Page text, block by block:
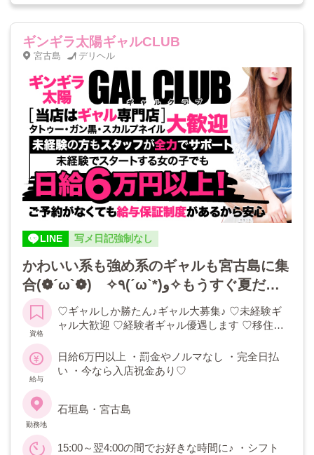
ギンギラ太陽ギャルCLUB
宮古島 デリヘル
LINE 写メ日記強制なし
かわいい系も強め系のギャルも宮古島に集
合(❁´ω`❁) ✧٩(ˊωˋ*)و✧もうすぐ夏だし
とりあえず宮古島に移住しちゃおう♡未経
験でも日給→【6万円】以上稼げる◎南国
でリゾート感覚でバイトしませんか？？？
資格
♡ギャルしか勝たん♪ギャル大募集♪ ♡未経験ギ
ャル大歓迎 ♡経験者ギャル優遇します ♡移住希
※18歳未満(高校生を含むギャル)のご応募はご
遠慮いただいております。
給与
日給6万円以上 ・罰金やノルマなし ・完全日払
い ・今なら入店祝金あり♡
勤務地
石垣島・宮古島
15:00～翌4:00の間でお好きな時間に♪ ・シフト